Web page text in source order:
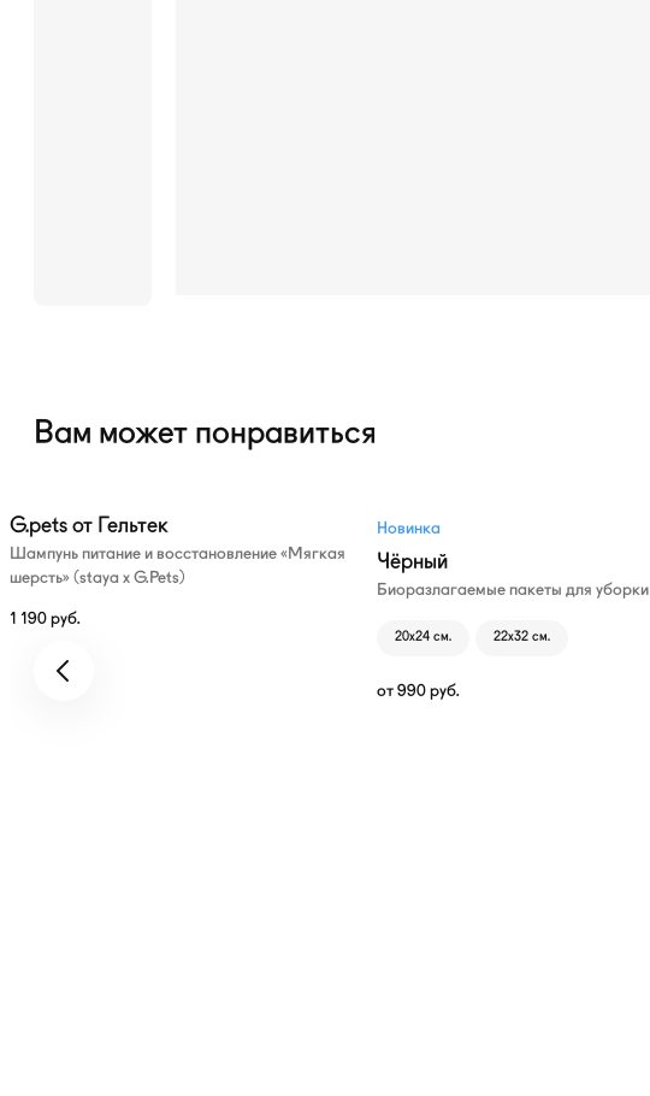
Вам может понравиться
G.pets от Гельтек
Шампунь питание и восстановление «Мягкая
шерсть» (staya х G.Pets)
1 190 руб.
Новинка
Чёрный
Биоразлагаемые пакеты для уборки
20х24 см. 22х32 см.
от 990 руб.